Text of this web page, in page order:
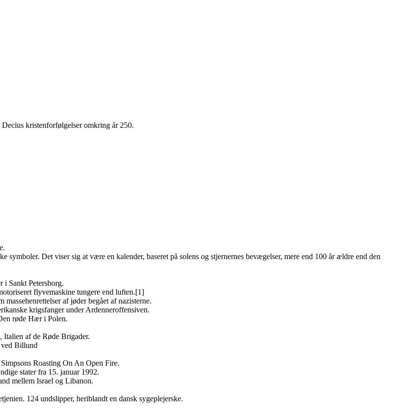
kristen­for­føl­gel­ser omkring år 250.
symboler. Det viser sig at være en kalender, baseret på solens og stjernernes bevægelser, mere end 100 år ældre end den
i Sankt Petersborg.
flyvemaskine tungere end luften.[1]
af jøder begået af nazisterne.
krigsfanger under Ardenneroffensiven.
røde Hær i Polen.
Italien af de Røde Brigader.
Billund
Roasting On An Open Fire.
stater fra 15. januar 1992.
mellem Israel og Libanon.
124 undslipper, heriblandt en dansk sygeplejerske.